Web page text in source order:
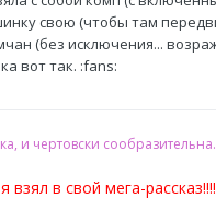
свою (чтобы там
(без исключения...
вот так. :fans:
и чертовски
взял в свой мега-